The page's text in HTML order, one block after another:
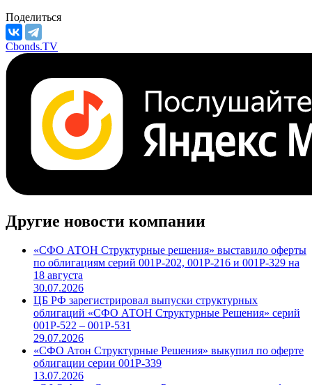
Поделиться
Cbonds.TV
Другие новости компании
«СФО АТОН Структурные решения» выставило оферты
по облигациям серий 001Р-202, 001Р-216 и 001Р-329 на
18 августа
30.07.2026
ЦБ РФ зарегистрировал выпуски структурных
облигаций «СФО АТОН Структурные Решения» серий
001P-522 – 001P-531
29.07.2026
«СФО Атон Структурные Решения» выкупил по оферте
облигации серии 001Р-339
13.07.2026